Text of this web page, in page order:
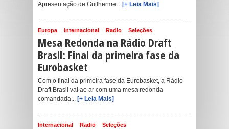
Apresentação de Guilherme... [+ Leia Mais]
Europa Internacional Radio Seleções
Mesa Redonda na Rádio Draft
Brasil: Final da primeira fase da
Eurobasket
Com o final da primeira fase da Eurobasket, a Rádio
Draft Brasil vai ao ar com uma mesa redonda
comandada... [+ Leia Mais]
Internacional Radio Seleções